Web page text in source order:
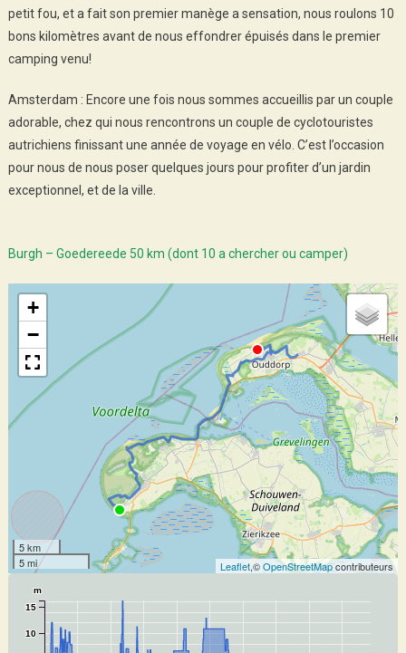
petit fou, et a fait son premier manège a sensation, nous roulons 10
bons kilomètres avant de nous effondrer épuisés dans le premier
camping venu!
Amsterdam : Encore une fois nous sommes accueillis par un couple
adorable, chez qui nous rencontrons un couple de cyclotouristes
autrichiens finissant une année de voyage en vélo. C’est l’occasion
pour nous de nous poser quelques jours pour profiter d’un jardin
exceptionnel, et de la ville.
Burgh – Goedereede 50 km (dont 10 a chercher ou camper)
+
−
5 km
5 mi
Leaflet,©OpenStreetMapcontributeurs
10
15
m